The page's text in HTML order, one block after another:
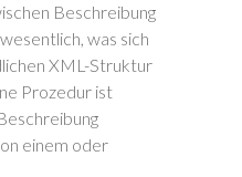
Beschreibung
was sich
XML-Struktur
Prozedur ist
einem oder